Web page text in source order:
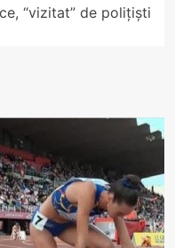
“vizitat” de polițiști